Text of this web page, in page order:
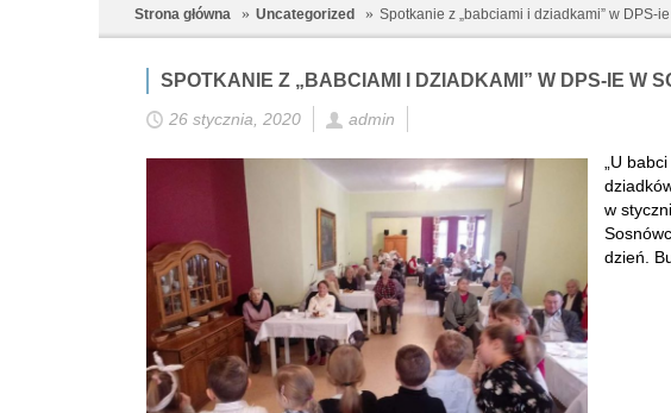
Strona główna Uncategorized Spotkanie z „babciami i dziadkami” w DPS-
SPOTKANIE Z „BABCIAMI I DZIADKAMI” W DPS-IE W
26 stycznia, 2020 admin
„U
w
dzień.